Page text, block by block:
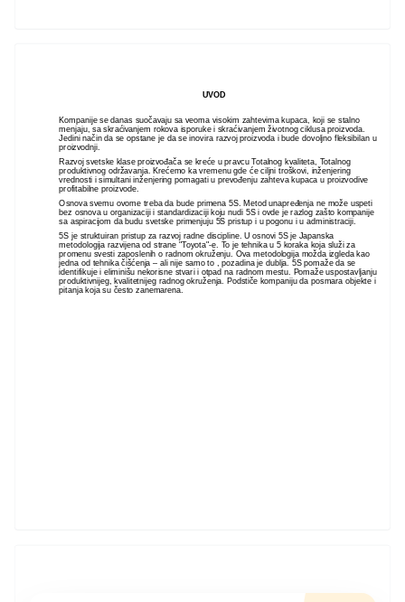
UVOD
Kompanije se danas suočavaju sa veoma visokim zahtevima kupaca, koji se stalno
menjaju, sa skraćivanjem rokova isporuke i skraćivanjem životnog ciklusa proizvoda.
Jedini način da se opstane je da se inovira razvoj proizvoda i bude dovoljno fleksibilan u
proizvodnji.
Razvoj svetske klase proizvođača se kreće u pravcu Totalnog kvaliteta, Totalnog
produktivnog održavanja. Krećemo ka vremenu gde će ciljni troškovi, inženjering
vrednosti i simultani inženjering pomagati u prevođenju zahteva kupaca u proizvodive
profitabilne proizvode.
Osnova svemu ovome treba da bude primena 5S. Metod unapređenja ne može uspeti
bez osnova u organizaciji i standardizaciji koju nudi 5S i ovde je razlog zašto kompanije
sa aspiracijom da budu svetske primenjuju 5S pristup i u pogonu i u administraciji.
5S je struktuiran pristup za razvoj radne discipline. U osnovi 5S je Japanska
metodologija razvijena od strane "Toyota"-e. To je tehnika u 5 koraka koja služi za
promenu svesti zaposlenih o radnom okruženju. Ova metodologija možda izgleda kao
jedna od tehnika čišćenja – ali nije samo to , pozadina je dublja. 5S pomaže da se
identifikuje i eliminišu nekorisne stvari i otpad na radnom mestu. Pomaže uspostavljanju
produktivnijeg, kvalitetnijeg radnog okruženja. Podstiče kompaniju da posmara objekte i
pitanja koja su često zanemarena.